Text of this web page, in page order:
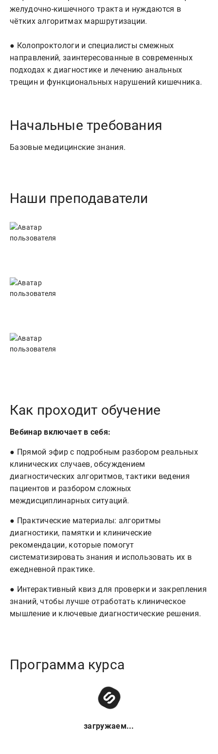
желудочно-кишечного тракта и нуждаются в
чётких алгоритмах маршрутизации.
● Колопроктологи и специалисты смежных
направлений, заинтересованные в современных
подходах к диагностике и лечению анальных
Начальные требования
Базовые медицинские знания.
Наши преподаватели
Как проходит обучение
Вебинар включает в себя:
● Прямой эфир с подробным разбором реальных
клинических случаев, обсуждением
диагностических алгоритмов, тактики ведения
пациентов и разбором сложных
междисциплинарных ситуаций.
● Практические материалы: алгоритмы
диагностики, памятки и клинические
рекомендации, которые помогут
систематизировать знания и использовать их в
ежедневной практике.
● Интерактивный квиз для проверки и закрепления
знаний, чтобы лучше отработать клиническое
мышление и ключевые диагностические решения.
Программа курса
загружаем...